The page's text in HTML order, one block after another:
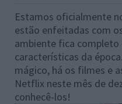
Estamos oficialmente
estão enfeitadas com
ambiente fica completo
características da
mágico, há os filmes e
Netflix neste mês de
conhecê-los!